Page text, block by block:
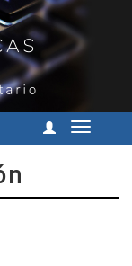
Cambiar